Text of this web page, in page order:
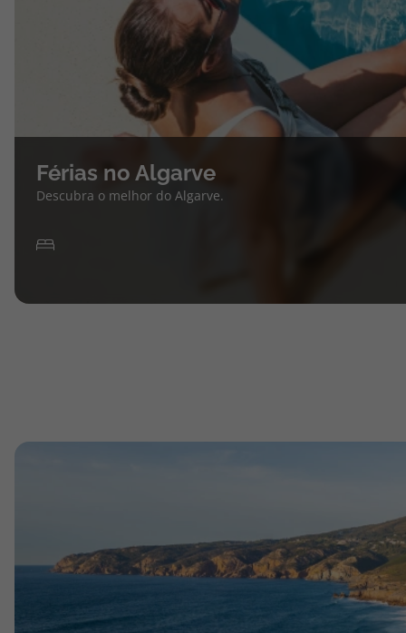
Férias no Algarve
Descubra o melhor do Algarve.